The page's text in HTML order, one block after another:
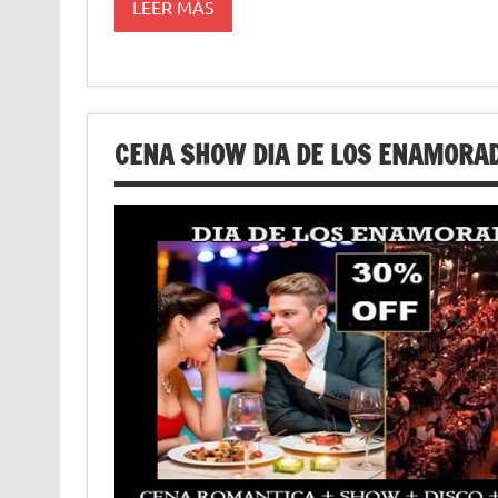
LEER MÁS
CENA SHOW DIA DE LOS